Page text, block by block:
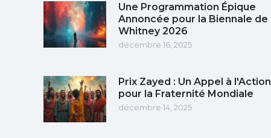
Une Programmation Épique
Annoncée pour la Biennale de
Whitney 2026
décembre 16, 2025
Prix Zayed : Un Appel à l'Action
pour la Fraternité Mondiale
décembre 14, 2025